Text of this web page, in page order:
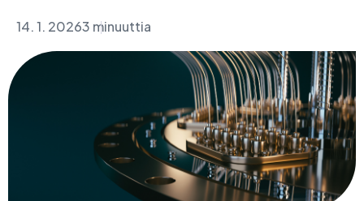
14. 1. 20263 minuuttia